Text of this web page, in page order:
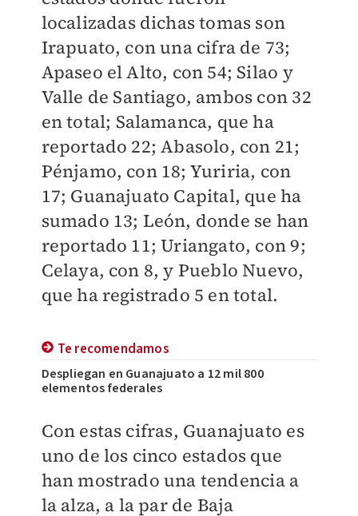
localizadas dichas tomas son
Irapuato, con una cifra de 73;
Apaseo el Alto, con 54; Silao y
Valle de Santiago, ambos con 32
en total; Salamanca, que ha
reportado 22; Abasolo, con 21;
Pénjamo, con 18; Yuriria, con
17; Guanajuato Capital, que ha
sumado 13; León, donde se han
reportado 11; Uriangato, con 9;
Celaya, con 8, y Pueblo Nuevo,
que ha registrado 5 en total.
Te recomendamos
Despliegan en Guanajuato a 12 mil 800
elementos federales
Con estas cifras, Guanajuato es
uno de los cinco estados que
han mostrado una tendencia a
la alza, a la par de Baja